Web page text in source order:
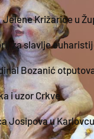
Jelene Križarice u
za slavlje
Bozanić
i uzor Crkve
Josipova u Karlovcu